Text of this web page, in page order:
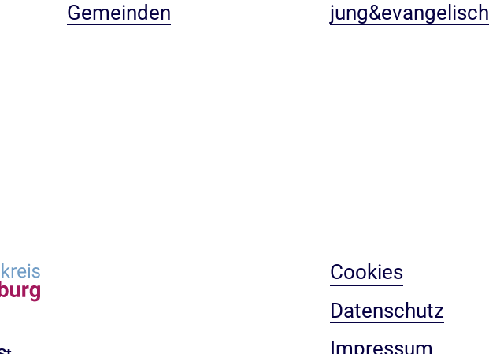
Gemeinden
jung&evangelisch
Cookies
Datenschutz
Impressum